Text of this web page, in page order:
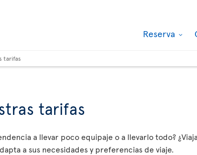
Reserva
tarifas
tarifas
a llevar poco equipaje o a llevarlo todo?
a sus necesidades y preferencias de viaje.